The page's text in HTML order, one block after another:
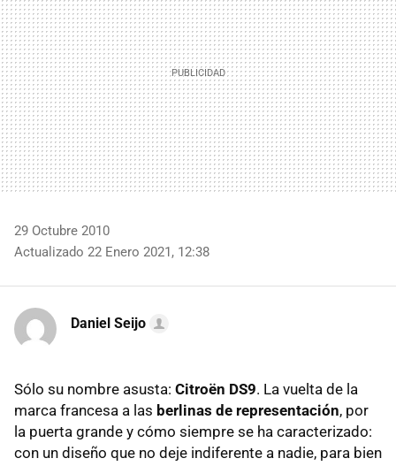
29 Octubre 2010
Actualizado 22 Enero 2021, 12:38
Daniel Seijo
Sólo su nombre asusta: Citroën DS9. La vuelta de la
marca francesa a las berlinas de representación, por
la puerta grande y cómo siempre se ha caracterizado:
con un diseño que no deje indiferente a nadie, para bien